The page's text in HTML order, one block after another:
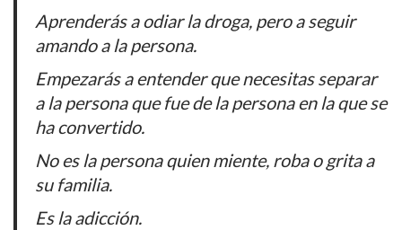
Aprenderás a odiar la droga, pero a seguir
amando a la persona.
Empezarás a entender que necesitas separar
a la persona que fue de la persona en la que se
ha convertido.
No es la persona quien miente, roba o grita a
su familia.
Es la adicción.